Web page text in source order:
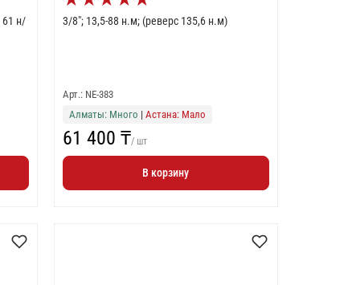
61 н/
3/8"; 13,5-88 н.м; (pеверс 135,6 н.м)
Арт.: NE-383
Алматы: Много | Астана: Мало
61 400 ₸/ шт
В корзину